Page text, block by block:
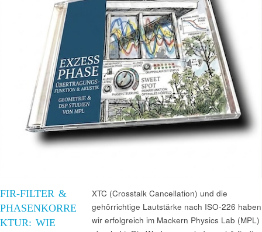
FIR-FILTER &
PHASENKORRE
KTUR: WIE
XTC (Crosstalk Cancellation) und die
gehörrichtige Lautstärke nach ISO-226 haben
wir erfolgreich im Mackern Physics Lab (MPL)